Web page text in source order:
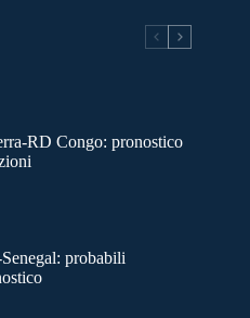
RD Congo: pronostico
probabili